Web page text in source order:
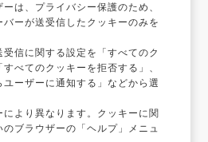
は、プライバシー保護のため、
ーが送受信したクッキーのみを
信に関する設定を「すべてのク
べてのクッキーを拒否する」、
ユーザーに通知する」などから選
より異なります。クッキーに関
ブラウザーの「ヘルプ」メニュ